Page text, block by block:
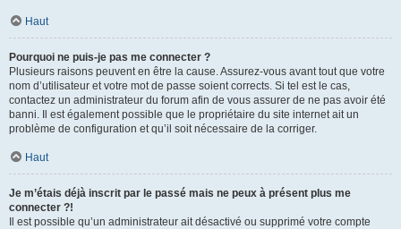
Haut
Pourquoi ne puis-je pas me connecter ?
Plusieurs raisons peuvent en être la cause. Assurez-vous avant tout que votre
nom d’utilisateur et votre mot de passe soient corrects. Si tel est le cas,
contactez un administrateur du forum afin de vous assurer de ne pas avoir été
banni. Il est également possible que le propriétaire du site internet ait un
problème de configuration et qu’il soit nécessaire de la corriger.
Haut
Je m’étais déjà inscrit par le passé mais ne peux à présent plus me
connecter ?!
Il est possible qu’un administrateur ait désactivé ou supprimé votre compte